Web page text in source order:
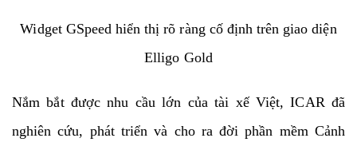
Widget GSpeed hiển thị rõ ràng cố định trên giao diện
Elligo Gold
Nắm bắt được nhu cầu lớn của tài xế Việt, ICAR đã
nghiên cứu, phát triển và cho ra đời phần mềm Cảnh